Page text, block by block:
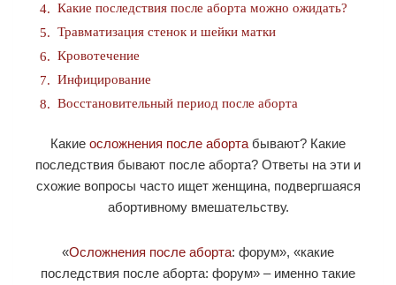
Какие последствия после аборта можно ожидать?
Травматизация стенок и шейки матки
Кровотечение
Инфицирование
Восстановительный период после аборта
Какие осложнения после аборта бывают? Какие
последствия бывают после аборта? Ответы на эти и
схожие вопросы часто ищет женщина, подвергшаяся
абортивному вмешательству.
«Осложнения после аборта: форум», «какие
последствия после аборта: форум» – именно такие